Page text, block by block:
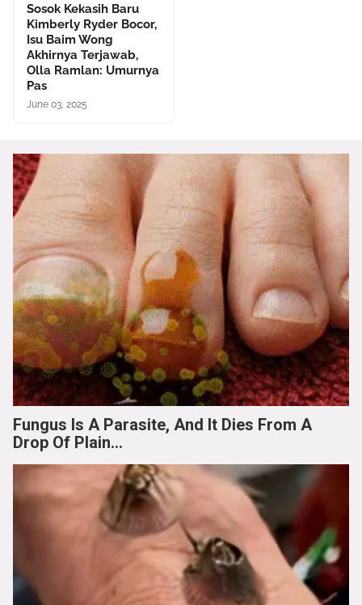
Sosok Kekasih Baru
Kimberly Ryder Bocor,
Isu Baim Wong
Akhirnya Terjawab,
Olla Ramlan: Umurnya
Pas
June 03, 2025
Fungus Is A Parasite, And It Dies From A
Drop Of Plain...